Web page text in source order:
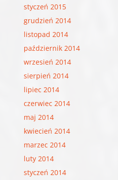
styczeń 2015
grudzień 2014
listopad 2014
październik 2014
wrzesień 2014
sierpień 2014
lipiec 2014
czerwiec 2014
maj 2014
kwiecień 2014
marzec 2014
luty 2014
styczeń 2014